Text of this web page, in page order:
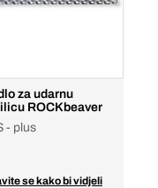
za udarnu
ROCKbeaver
- plus
se kako bi vidjeli